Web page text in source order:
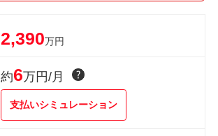
2,390万円
約6万円/月
支払いシミュレーション